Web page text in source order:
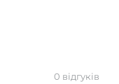
0 відгуків